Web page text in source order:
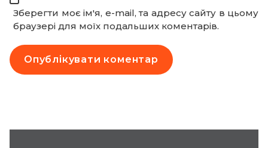
Зберегти моє ім'я, e-mail, та адресу сайту в цьому
браузері для моїх подальших коментарів.